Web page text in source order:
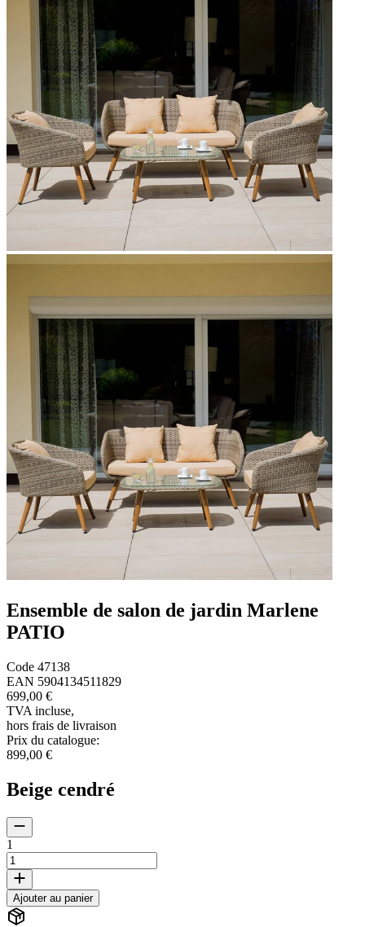
Ensemble de salon de jardin Marlene
PATIO
Code 47138
EAN 5904134511829
699,00 €
TVA incluse,
hors frais de livraison
Prix du catalogue:
899,00 €
Beige cendré
1
Ajouter au panier